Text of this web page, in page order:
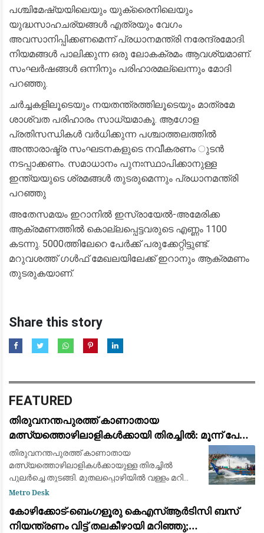
പശ്ചിമേഷ്യയിലെയും യുക്രൈനിലെയും
യുദ്ധസാഹചര്യങ്ങൾ എത്രയും വേഗം
അവസാനിപ്പിക്കണമെന്ന് പ്രധാനമന്ത്രി നരേന്ദ്രമോദി.
നിയമങ്ങൾ പാലിക്കുന്ന ഒരു ലോകക്രമം ആവശ്യമാണ്.
സംഘർഷങ്ങൾ ഒന്നിനും പരിഹാരമല്ലെന്നും മോദി
പറഞ്ഞു.
ചർച്ചകളിലൂടെയും നയതന്ത്രത്തിലൂടെയും മാത്രമേ
ശാശ്വത പരിഹാരം സാധ്യമാകൂ. ആഗോള
പ്രതിസന്ധികൾ വർധിക്കുന്ന പശ്ചാത്തലത്തിൽ
അന്താരാഷ്ട്ര സംഘടനകളുടെ നവീകരണം ുടൻ
നടപ്പാക്കണം. സമാധാനം പുനഃസ്ഥാപിക്കാനുള്ള
ഇന്ത്യയുടെ ശ്രമങ്ങൾ തുടരുമെന്നും പ്രധാനമന്ത്രി
പറഞ്ഞു
അതേസമയം ഇറാനിൽ ഇസ്രായേൽ-അമേരിക്ക
ആക്രമണത്തിൽ കൊല്ലപ്പെട്ടവരുടെ എണ്ണം 1100
കടന്നു. 5000ത്തിലേറെ പേർക്ക് പരുക്കേറ്റിട്ടുണ്ട്.
മറുവശത്ത് ഗൾഫ് മേഖലയിലേക്ക് ഇറാനും ആക്രമണം
തുടരുകയാണ്.
Share this story
FEATURED
തിരുവനന്തപുരത്ത് കാണാതായ
മത്സ്യത്തൊഴിലാളികൾക്കായി തിരച്ചിൽ: മൂന്ന് പേരെ
കാണാതായിട്ട് ഇന്ന് 9 ദിവസം
തിരുവനന്തപുരത്ത് കാണാതായ
മത്സ്യത്തൊഴിലാളികൾക്കായുള്ള തിരച്ചിൽ
പുലർച്ചെ തുടങ്ങി. മുതലപ്പൊഴിയിൽ വള്ളം മറിഞ്ഞ്
കാണാതായ ഷിജിനെയും ,വിഴിഞ്ഞത്ത്
കണ്ടെത്താനുള്ളത്. സർക്കാർ സംവിധാനങ്
Metro Desk
കോഴിക്കോട്-ബെംഗളൂരു കെഎസ്ആർടിസി ബസ്
നിയന്ത്രണം വിട്ട് തലകീഴായി മറിഞ്ഞു;